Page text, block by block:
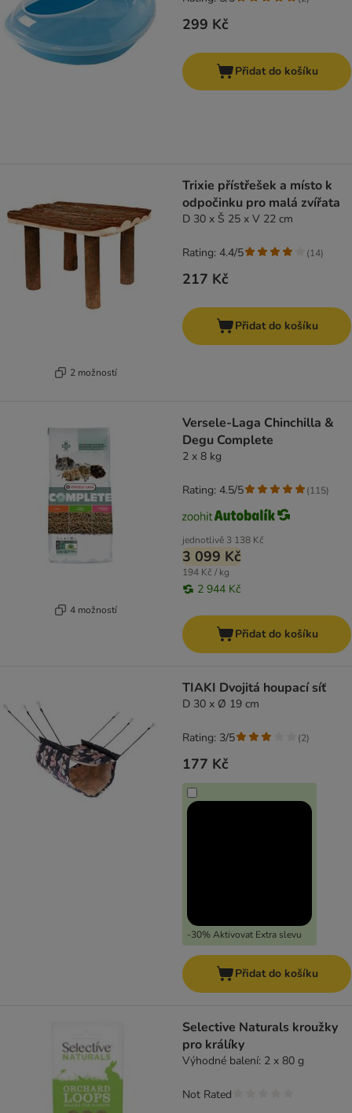
299 Kč
Přidat do košíku
2 možností
Trixie přístřešek a místo k
odpočinku pro malá zvířata
D 30 x Š 25 x V 22 cm
217 Kč
Rating: 4.4/5 (14)
Přidat do košíku
4 možností
Versele-Laga Chinchilla &
Degu Complete
2 x 8 kg
jednotlivě 3 138 Kč
3 099 Kč
194 Kč / kg
2 944 Kč
Rating: 4.5/5 (115)
Přidat do košíku
TIAKI Dvojitá houpací síť
D 30 x Ø 19 cm
177 Kč
-30% Aktivovat Extra slevu
Rating: 3/5 (2)
Přidat do košíku
Selective Naturals kroužky
pro králíky
Výhodné balení: 2 x 80 g
Not Rated